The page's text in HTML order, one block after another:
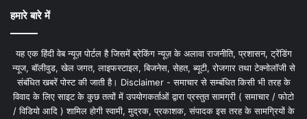
हमारे बारे में
यह एक हिंदी वेब न्यूज़ पोर्टल है जिसमें ब्रेकिंग न्यूज़ के अलावा राजनीति, प्रशासन, ट्रेंडिंग
न्यूज, बॉलीवुड, खेल जगत, लाइफस्टाइल, बिजनेस, सेहत, ब्यूटी, रोजगार तथा टेक्नोलॉजी से
संबंधित खबरें पोस्ट की जाती है। Disclaimer - समाचार से सम्बंधित किसी भी तरह के
विवाद के लिए साइट के कुछ तत्वों में उपयोगकर्ताओं द्वारा प्रस्तुत सामग्री ( समाचार / फोटो
/ विडियो आदि ) शामिल होगी स्वामी, मुद्रक, प्रकाशक, संपादक इस तरह के सामग्रियों के